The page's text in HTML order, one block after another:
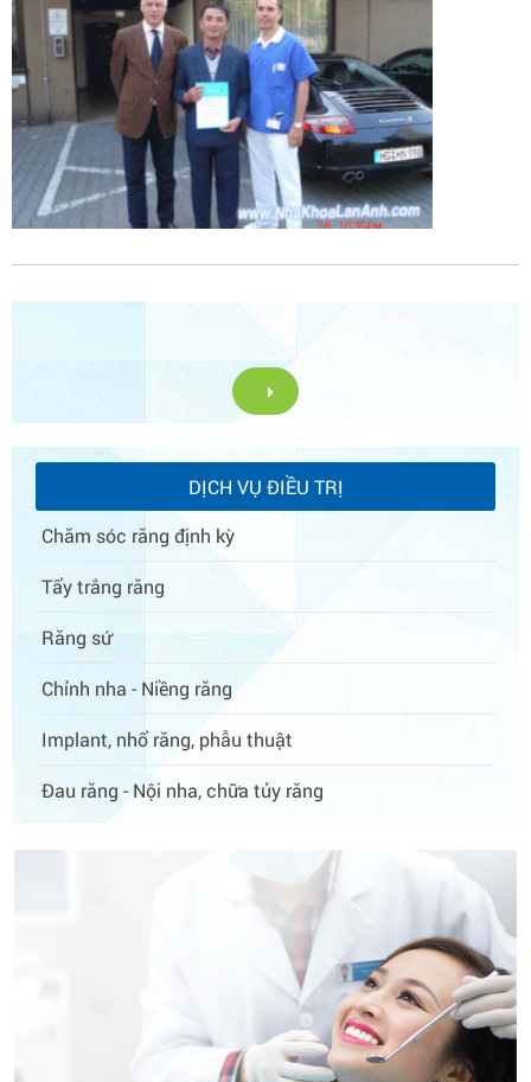
DỊCH VỤ ĐIỀU TRỊ
Chăm sóc răng định kỳ
Tẩy trắng răng
Răng sứ
Chỉnh nha - Niềng răng
Implant, nhổ răng, phẫu thuật
Đau răng - Nội nha, chữa tủy răng